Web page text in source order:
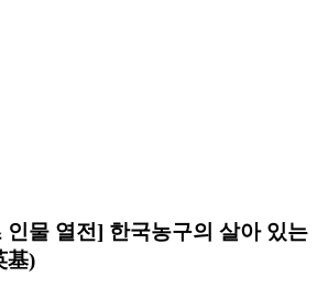
인물 열전] 한국농구의 살아 있는
基)